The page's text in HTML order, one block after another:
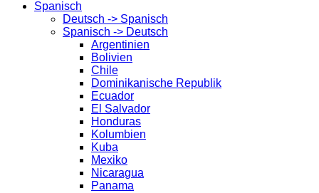
Spanisch
Deutsch -> Spanisch
Spanisch -> Deutsch
Argentinien
Bolivien
Chile
Dominikanische Republik
Ecuador
El Salvador
Honduras
Kolumbien
Kuba
Mexiko
Nicaragua
Panama